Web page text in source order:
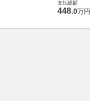
支払総額
448.0万円